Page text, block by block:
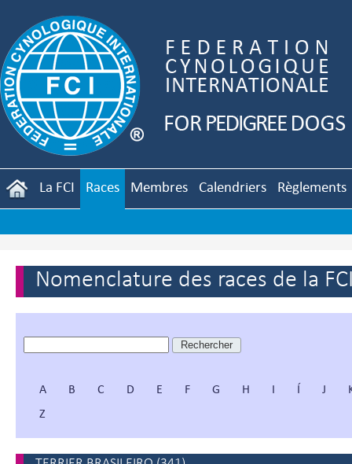
La FCI Races Membres Calendriers Règlements
Nomenclature des races de la
A B C D E F G H I Í J
Z